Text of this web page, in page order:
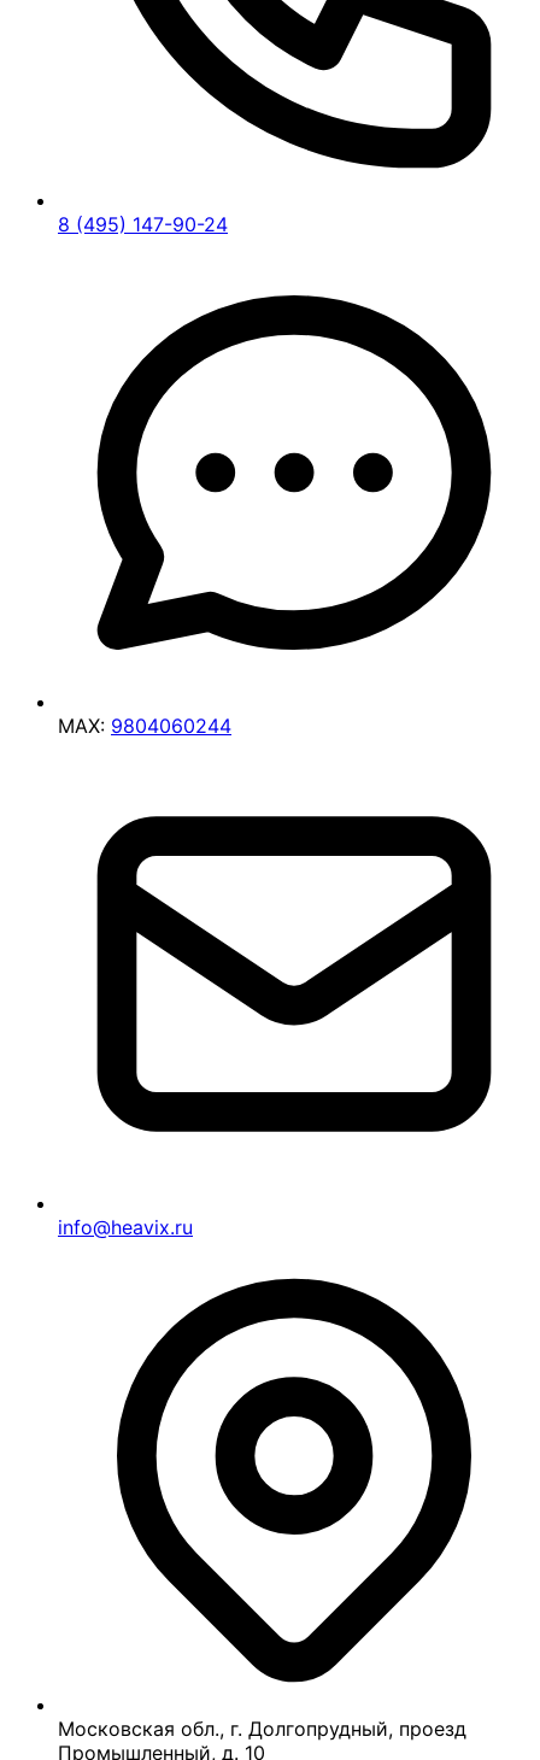
8 (495) 147-90-24
MAX: 9804060244
info@heavix.ru
Московская обл., г. Долгопрудный, проезд
Промышленный, д. 10